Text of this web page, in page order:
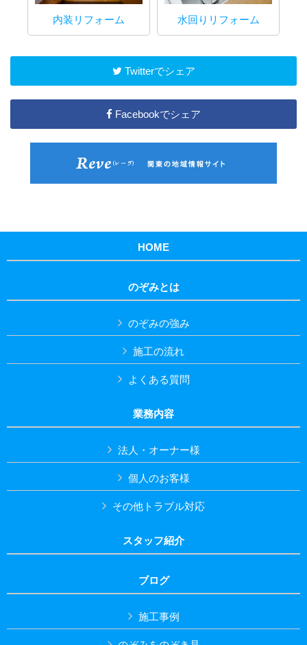
内装リフォーム 水回りリフォーム
Twitterでシェア
Facebookでシェア
HOME
のぞみとは
のぞみの強み
施工の流れ
よくある質問
業務内容
法人・オーナー様
個人のお客様
その他トラブル対応
スタッフ紹介
ブログ
施工事例